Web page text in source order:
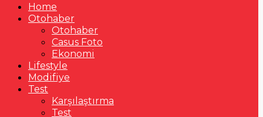
Home
Otohaber
Otohaber
Casus Foto
Ekonomi
Lifestyle
Modifiye
Test
Karşılaştırma
Test